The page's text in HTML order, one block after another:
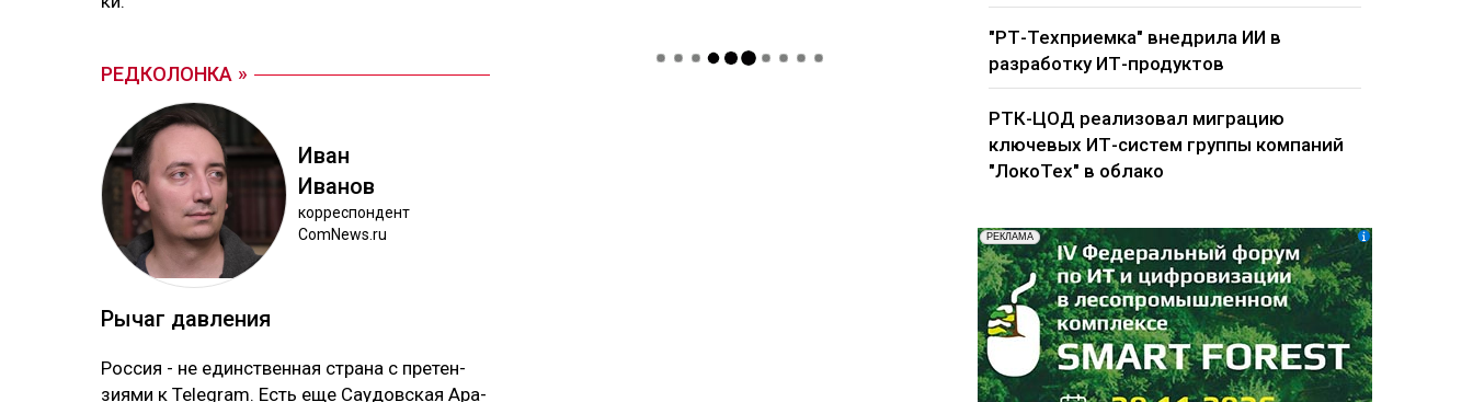
РЕДКОЛОНКА
Иван
Ива­нов
кор­рес­пон­дент
ComNews.ru
Ры­чаг дав­ле­ния
Рос­сия - не единс­твен­ная стра­на с пре­тен­
зия­ми к Telegram. Есть еще Сау­дов­ская Ара­
"РТ-Техприемка" внедрила ИИ в
разработку ИТ-продуктов
РТК-ЦОД реализовал миграцию
ключевых ИТ-систем группы компаний
"ЛокоТех" в облако